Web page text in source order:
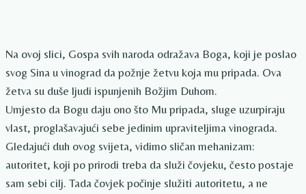
Na ovoj slici, Gospa svih naroda odražava Boga, koji je poslao
svog Sina u vinograd da požnje žetvu koja mu pripada. Ova
žetva su duše ljudi ispunjenih Božjim Duhom.
Umjesto da Bogu daju ono što Mu pripada, sluge uzurpiraju
vlast, proglašavajući sebe jedinim upraviteljima vinograda.
Gledajući duh ovog svijeta, vidimo sličan mehanizam:
autoritet, koji po prirodi treba da služi čovjeku, često postaje
sam sebi cilj. Tada čovjek počinje služiti autoritetu, a ne